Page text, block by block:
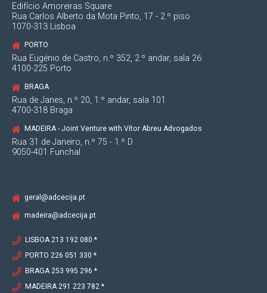
Edifício Amoreiras Square
Rua Carlos Alberto da Mota Pinto, 17 - 2.º piso
1070-313 Lisboa
PORTO
Rua Eugénio de Castro, n.º 352, 2.º andar, sala 26
4100-225 Porto
BRAGA
Rua de Janes, n.º 20, 1.º andar, sala 101
4700-318 Braga
MADEIRA - Joint Venture with Vítor Abreu Advogados
Rua 31 de Janeiro, n.º 75 - 1.º D
9050-401 Funchal
geral@adcecija.pt
madeira@adcecija.pt
LISBOA 213 192 080 *
PORTO 226 051 330 *
BRAGA 253 995 296 *
MADEIRA 291 223 782 *